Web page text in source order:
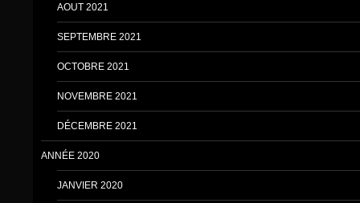
AOUT 2021
SEPTEMBRE 2021
OCTOBRE 2021
NOVEMBRE 2021
DÉCEMBRE 2021
ANNÉE 2020
JANVIER 2020